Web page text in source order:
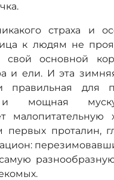
страха и
к людям не
свой основной
и ели. И эта
правильная для
мощная
первых проталин,